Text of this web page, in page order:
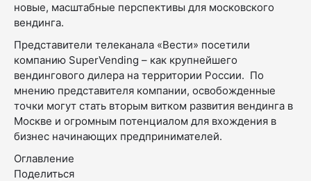
новые, масштабные перспективы для московского
вендинга.
Представители телеканала «Вести» посетили
компанию SuperVending – как крупнейшего
вендингового дилера на территории России. По
мнению представителя компании, освобожденные
точки могут стать вторым витком развития вендинга в
Москве и огромным потенциалом для вхождения в
бизнес начинающих предпринимателей.
Оглавление
Поделиться